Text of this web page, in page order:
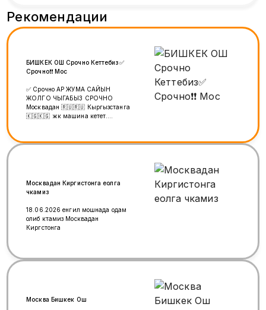
Рекомендации
БИШКЕК ОШ Срочно Кеттебиз✅
Срочно❗❗ Мос
✅ Срочно АР ЖУМА САЙЫН
ЖОЛГО ЧЫГАБЫЗ СРОЧНО
Москвадан 🇷🇺🇷🇺 Кыргызстанга
🇰🇬🇰🇬 жүк машина кетет.
САЙЫН жолго Чыгат Бизде толка
🙏🙏🙏🙏🙏🙏🙏🙏🙏
Москвадан Киргистонга еолга
чкамиз
18.06.2026 енгил мошнада одам
олиб ктамиз Москвадан
Киргстонга
Москва Бишкек Ош